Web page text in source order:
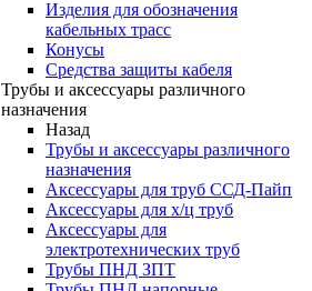
Изделия для обозначения
кабельных трасс
Конусы
Средства защиты кабеля
Трубы и аксессуары различного
назначения
Назад
Трубы и аксессуары различного
назначения
Аксессуары для труб ССД-Пайп
Аксессуары для х/ц труб
Аксессуары для
электротехнических труб
Трубы ПНД ЗПТ